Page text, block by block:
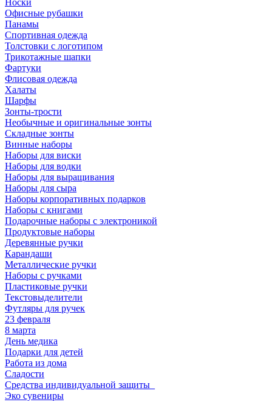
Носки
Офисные рубашки
Панамы
Спортивная одежда
Толстовки с логотипом
Трикотажные шапки
Фартуки
Флисовая одежда
Халаты
Шарфы
Зонты-трости
Необычные и оригинальные зонты
Складные зонты
Винные наборы
Наборы для виски
Наборы для водки
Наборы для выращивания
Наборы для сыра
Наборы корпоративных подарков
Наборы с книгами
Подарочные наборы с электроникой
Продуктовые наборы
Деревянные ручки
Карандаши
Металлические ручки
Наборы с ручками
Пластиковые ручки
Текстовыделители
Футляры для ручек
23 февраля
8 марта
День медика
Подарки для детей
Работа из дома
Сладости
Средства индивидуальной защиты_
Эко сувениры